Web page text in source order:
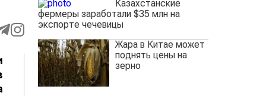
Казахстанские
фермеры заработали $35 млн на
экспорте чечевицы
Жара в Китае может
поднять цены на
зерно